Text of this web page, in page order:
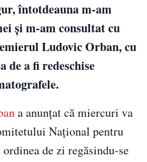
întotdeauna m-am
şi m-am consultat cu
Ludovic Orban, cu
a fi redeschise
a anunţat că miercuri va
Naţional pentru
de zi regăsindu-se